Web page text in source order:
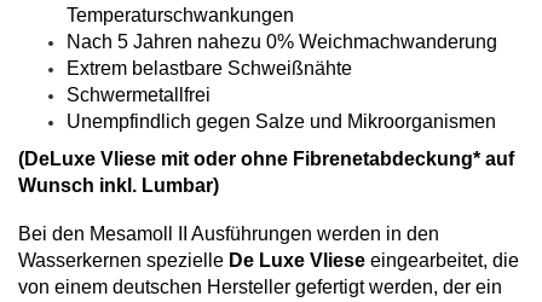
Temperaturschwankungen
Nach 5 Jahren nahezu 0% Weichmachwanderung
Extrem belastbare Schweißnähte
Schwermetallfrei
Unempfindlich gegen Salze und Mikroorganismen
(DeLuxe Vliese mit oder ohne Fibrenetabdeckung* auf
Wunsch inkl. Lumbar)
Bei den Mesamoll II Ausführungen werden in den
Wasserkernen spezielle De Luxe Vliese eingearbeitet, die
von einem deutschen Hersteller gefertigt werden, der ein